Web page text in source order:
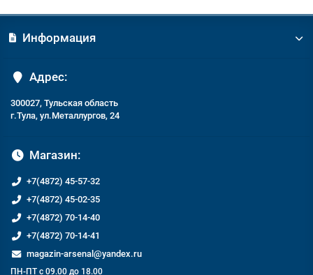
Информация
Адрес:
300027, Тульская область
г.Тула, ул.Металлургов, 24
Магазин:
+7(4872) 45-57-32
+7(4872) 45-02-35
+7(4872) 70-14-40
+7(4872) 70-14-41
magazin-arsenal@yandex.ru
ПН-ПТ с 09.00 до 18.00